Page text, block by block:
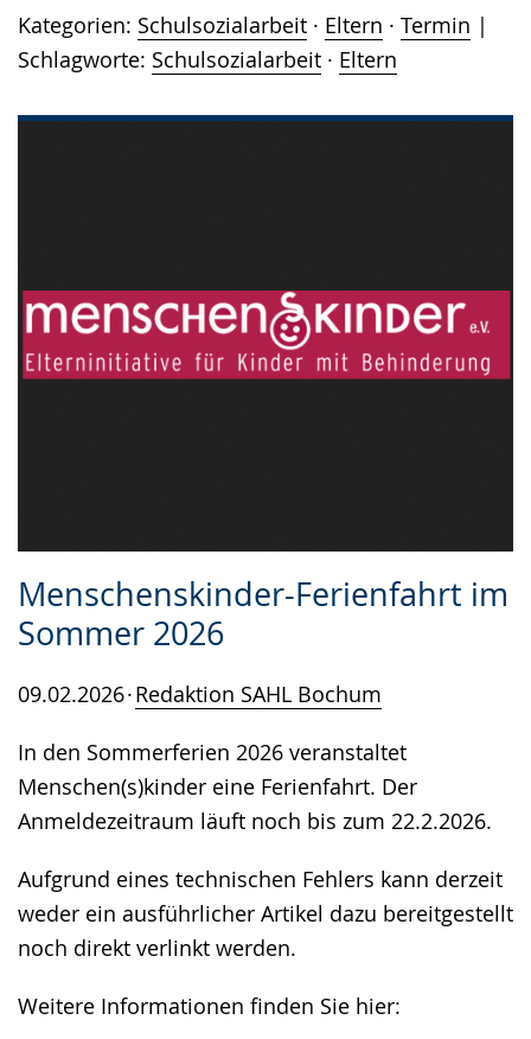
Kategorien: Schulsozialarbeit · Eltern · Termin
Schlagworte: Schulsozialarbeit · Eltern
Menschenskinder-Ferienfahrt im
Sommer 2026
09.02.2026 Redaktion SAHL Bochum
In den Sommerferien 2026 veranstaltet
Menschen(s)kinder eine Ferienfahrt. Der
Anmeldezeitraum läuft noch bis zum 22.2.2026.
Aufgrund eines technischen Fehlers kann derzeit
weder ein ausführlicher Artikel dazu bereitgestellt
noch direkt verlinkt werden.
Weitere Informationen finden Sie hier: